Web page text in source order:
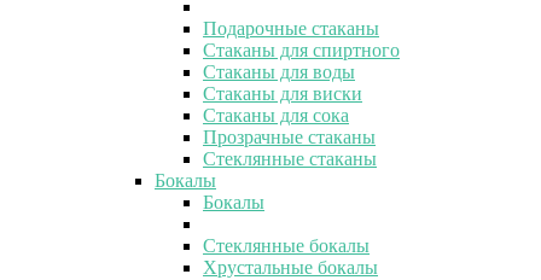
Подарочные стаканы
Стаканы для спиртного
Стаканы для воды
Стаканы для виски
Стаканы для сока
Прозрачные стаканы
Стеклянные стаканы
Бокалы
Бокалы
Стеклянные бокалы
Хрустальные бокалы